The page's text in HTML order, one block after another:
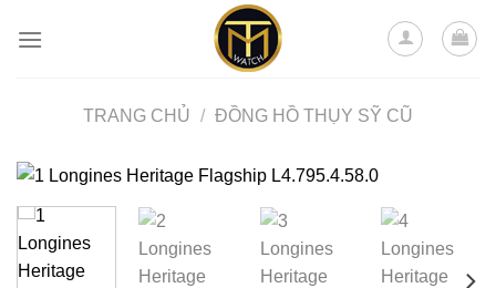
TRANG CHỦ / ĐỒNG HỒ THỤY SỸ CŨ